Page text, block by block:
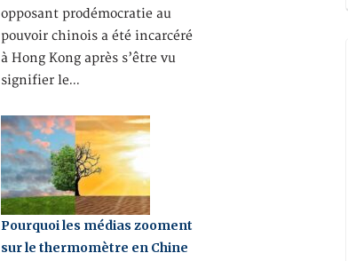
opposant prodémocratie au
pouvoir chinois a été incarcéré
à Hong Kong après s’être vu
signifier le…
Pourquoi les médias zooment
sur le thermomètre en Chine